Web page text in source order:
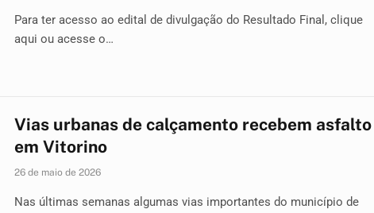
Para ter acesso ao edital de divulgação do Resultado Final, clique
aqui ou acesse o…
Vias urbanas de calçamento recebem asfalto
em Vitorino
26 de maio de 2026
Nas últimas semanas algumas vias importantes do município de